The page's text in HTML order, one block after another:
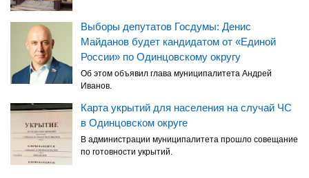
Выборы депутатов Госдумы: Денис
Майданов будет кандидатом от «Единой
России» по Одинцовскому округу
Об этом объявил глава муниципалитета Андрей
Иванов.
Карта укрытий для населения на случай ЧС
в Одинцовском округе
В администрации муниципалитета прошло совещание
по готовности укрытий.